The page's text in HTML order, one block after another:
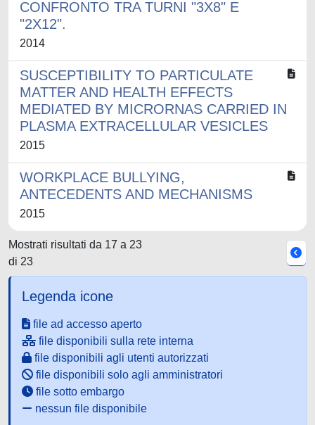
CONFRONTO TRA TURNI "3X8" E
"2X12".
2014
SUSCEPTIBILITY TO PARTICULATE
MATTER AND HEALTH EFFECTS
MEDIATED BY MICRORNAS CARRIED IN
PLASMA EXTRACELLULAR VESICLES
2015
WORKPLACE BULLYING,
ANTECEDENTS AND MECHANISMS
2015
Mostrati risultati da 17 a 23
di 23
Legenda icone
file ad accesso aperto
file disponibili sulla rete interna
file disponibili agli utenti autorizzati
file disponibili solo agli amministratori
file sotto embargo
nessun file disponibile